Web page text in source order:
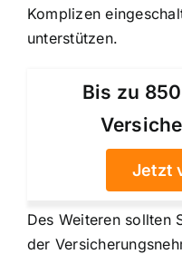
Komplizen
unterstützen.
Bis zu
Jetzt
Des Weiteren sollten
der